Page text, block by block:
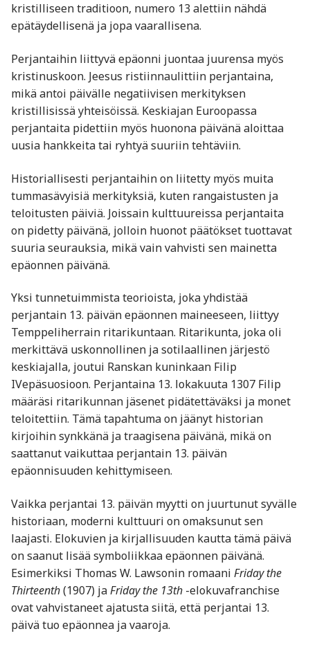
kristilliseen traditioon, numero 13 alettiin nähdä
epätäydellisenä ja jopa vaarallisena.
Perjantaihin liittyvä epäonni juontaa juurensa myös
kristinuskoon. Jeesus ristiinnaulittiin perjantaina,
mikä antoi päivälle negatiivisen merkityksen
kristillisissä yhteisöissä. Keskiajan Euroopassa
perjantaita pidettiin myös huonona päivänä aloittaa
uusia hankkeita tai ryhtyä suuriin tehtäviin.
Historiallisesti perjantaihin on liitetty myös muita
tummasävyisiä merkityksiä, kuten rangaistusten ja
teloitusten päiviä. Joissain kulttuureissa perjantaita
on pidetty päivänä, jolloin huonot päätökset tuottavat
suuria seurauksia, mikä vain vahvisti sen mainetta
epäonnen päivänä.
Yksi tunnetuimmista teorioista, joka yhdistää
perjantain 13. päivän epäonnen maineeseen, liittyy
Temppeliherrain ritarikuntaan. Ritarikunta, joka oli
merkittävä uskonnollinen ja sotilaallinen järjestö
keskiajalla, joutui Ranskan kuninkaan Filip
IVepäsuosioon. Perjantaina 13. lokakuuta 1307 Filip
määräsi ritarikunnan jäsenet pidätettäväksi ja monet
teloitettiin. Tämä tapahtuma on jäänyt historian
kirjoihin synkkänä ja traagisena päivänä, mikä on
saattanut vaikuttaa perjantain 13. päivän
epäonnisuuden kehittymiseen.
Vaikka perjantai 13. päivän myytti on juurtunut syvälle
historiaan, moderni kulttuuri on omaksunut sen
laajasti. Elokuvien ja kirjallisuuden kautta tämä päivä
on saanut lisää symboliikkaa epäonnen päivänä.
Esimerkiksi Thomas W. Lawsonin romaani Friday the
Thirteenth(1907) jaFriday the 13th -elokuvafranchise
ovat vahvistaneet ajatusta siitä, että perjantai 13.
päivä tuo epäonnea ja vaaroja.